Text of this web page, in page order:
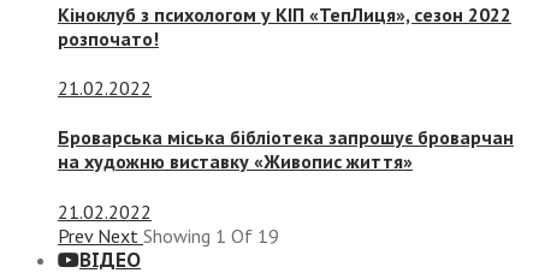
Кіноклуб з психологом у КІП «ТепЛиця», сезон 2022
розпочато!
21.02.2022
Броварська міська бібліотека запрошує броварчан
на художню виставку «Живопис життя»
21.02.2022
Prev Next Showing 1 Of 19
ВІДЕО